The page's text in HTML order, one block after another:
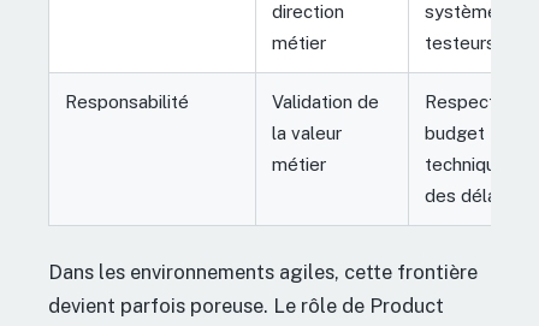
direction
métier
système,
testeurs
Responsabilité
Validation de
la valeur
métier
Respect du
budget
technique et
des délais
Dans les environnements agiles, cette frontière
devient parfois poreuse. Le rôle de Product